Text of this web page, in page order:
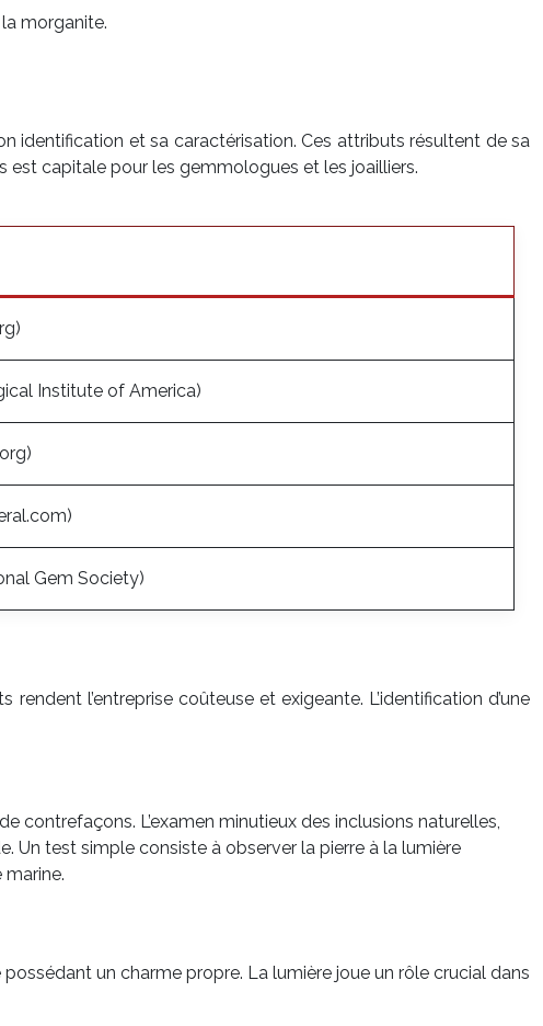
morganite.
identification et sa caractérisation. Ces attributs résultent de sa
capitale pour les gemmologues et les joailliers.
Institute of America)
Gem Society)
l’entreprise coûteuse et exigeante. L’identification d’une
contrefaçons. L’examen minutieux des inclusions naturelles,
Un test simple consiste à observer la pierre à la lumière
un charme propre. La lumière joue un rôle crucial dans